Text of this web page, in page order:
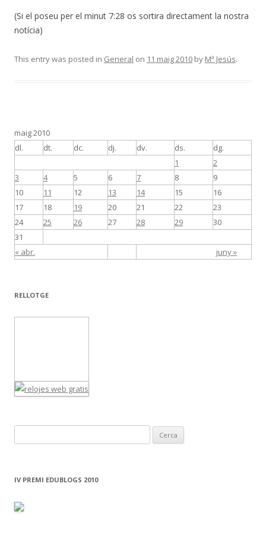
(Si el poseu per el minut 7:28 os sortira directament la nostra
notícia)
This entry was posted in General on 11 maig 2010 by Mª Jesús.
maig 2010
dl.
dt. dc. dj. dv. ds. dg.
« abr. juny »
1
2
3
4 5 6 7 8
9
10
11 12 13 14 15
16
17
18 19 20 21 22
23
24
25 26 27 28 29
30
31
RELLOTGE
e
c
:
IV PREMI EDUBLOGS 2010